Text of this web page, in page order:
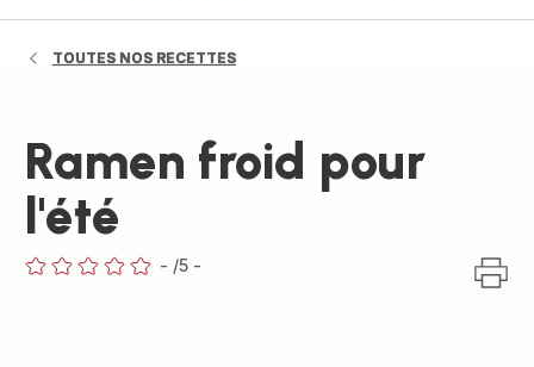
TOUTES NOS RECETTES
Ramen froid pour
l'été
- /5 -